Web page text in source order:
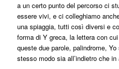
a un certo punto del percorso ci
essere vivi, e ci colleghiamo
una spiaggia, tutti così diversi e
forma di Y greca, la lettera con
queste due parole, palindrome,
stesso modo sia all’indietro che